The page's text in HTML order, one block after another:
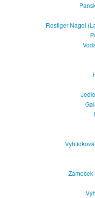
Rostiger Nagel
Zámeček